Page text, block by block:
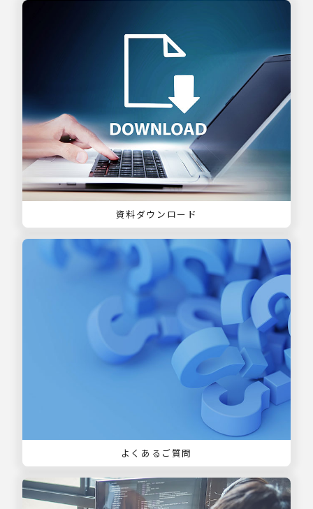
資料ダウンロード
よくあるご質問